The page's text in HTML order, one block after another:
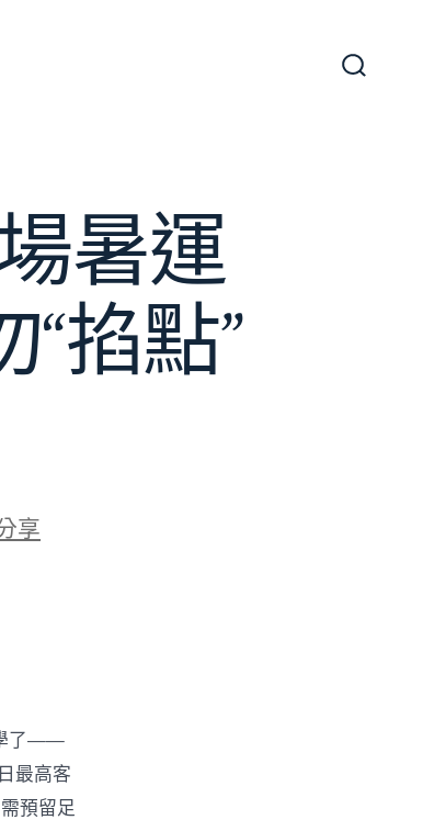
暑運
掐點”
享
學了——
最高客
預留足